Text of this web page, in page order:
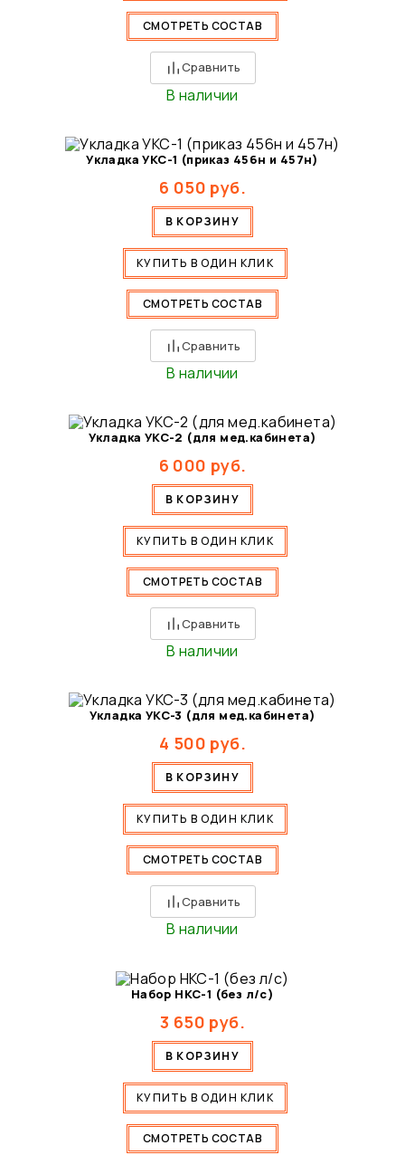
СМОТРЕТЬ СОСТАВ
Сравнить
В наличии
Укладка УКС-1 (приказ 456н и 457н)
6 050 руб.
В КОРЗИНУ
КУПИТЬ В ОДИН КЛИК
СМОТРЕТЬ СОСТАВ
Сравнить
В наличии
Укладка УКС-2 (для мед.кабинета)
6 000 руб.
В КОРЗИНУ
КУПИТЬ В ОДИН КЛИК
СМОТРЕТЬ СОСТАВ
Сравнить
В наличии
Укладка УКС-3 (для мед.кабинета)
4 500 руб.
В КОРЗИНУ
КУПИТЬ В ОДИН КЛИК
СМОТРЕТЬ СОСТАВ
Сравнить
В наличии
Набор НКС-1 (без л/с)
3 650 руб.
В КОРЗИНУ
КУПИТЬ В ОДИН КЛИК
СМОТРЕТЬ СОСТАВ